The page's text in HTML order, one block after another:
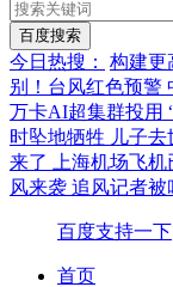
今日热搜： 构建更
别！台风红色预警
万卡AI超集群投用
时坠地牺牲 儿子
来了 上海机场飞机
风来袭 追风记者
百度支持一下
首页